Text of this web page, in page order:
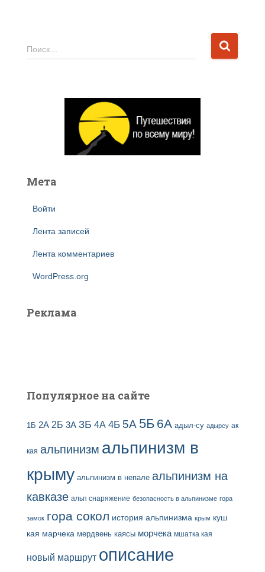
Н
а
Поиск…
Мета
Войти
Лента записей
Лента комментариев
WordPress.org
Реклама
Популярное на сайте
1Б 2А 2Б 3А 3Б 4А 4Б 5А 5Б 6А адыл-су адырсу ак
кая альпинизм альпинизм в
крыму альпинизм в непале альпинизм на
кавказе альп снаряжение безопасность в альпинизме гора
замок гора сокол история альпинизма крым куш
кая марчека мердвень каясы морчека мшатка кая
новый маршрут описание